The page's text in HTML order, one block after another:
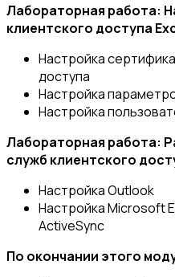
Лабораторная работа:
клиентского доступа
Настройка
доступа
Настройка
Настройка
Лабораторная работа:
служб клиентского
Настройка Outlook
Настройка Microsoft
ActiveSync
По окончании этого